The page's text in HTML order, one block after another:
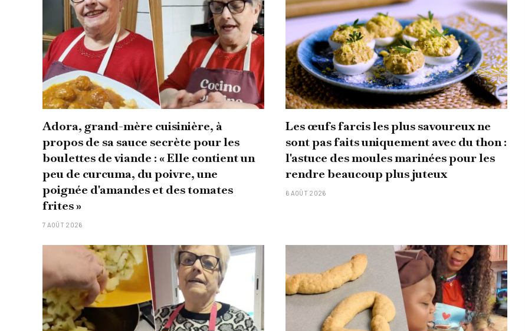
Adora, grand-mère cuisinière, à
propos de sa sauce secrète pour les
boulettes de viande : « Elle contient un
peu de curcuma, du poivre, une
poignée d'amandes et des tomates
frites »
7 AOÛT 2026
Les œufs farcis les plus savoureux ne
sont pas faits uniquement avec du thon :
l'astuce des moules marinées pour les
rendre beaucoup plus juteux
6 AOÛT 2026